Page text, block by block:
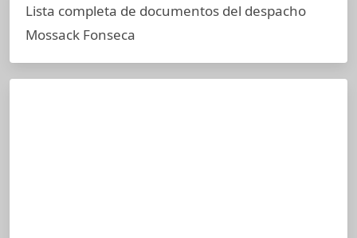
Lista completa de documentos del despacho
Mossack Fonseca